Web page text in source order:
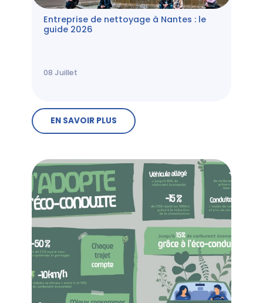
Entreprise de nettoyage à Nantes : le
guide 2026
08 Juillet
EN SAVOIR PLUS